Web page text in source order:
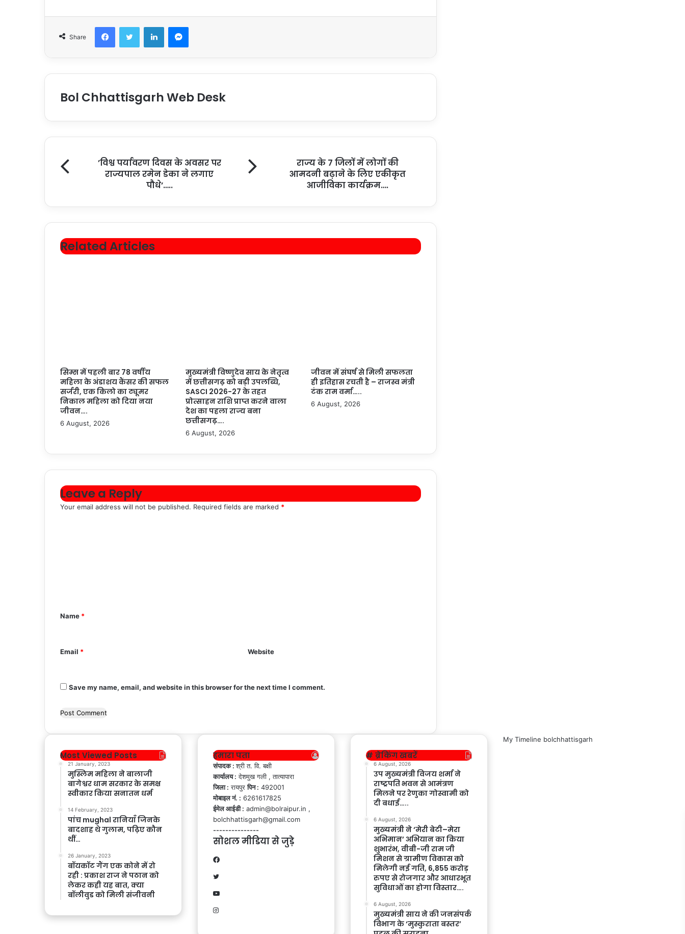
Share
Bol Chhattisgarh Web Desk
’विश्व पर्यावरण दिवस के अवसर पर
राज्यपाल रमेन डेका ने लगाए
पौधे’…..
राज्य के 7 जिलों में लोगों की
आमदनी बढ़ाने के लिए एकीकृत
आजीविका कार्यक्रम….
Related Articles
सिम्स में पहली बार 78 वर्षीय
महिला के अंडाशय कैंसर की सफल
सर्जरी, एक किलो का ट्यूमर
निकाल महिला को दिया नया
जीवन….
6 August, 2026
मुख्यमंत्री विष्णुदेव साय के नेतृत्व
में छत्तीसगढ़ को बड़ी उपलब्धि,
SASCI 2026-27 के तहत
प्रोत्साहन राशि प्राप्त करने वाला
देश का पहला राज्य बना
छत्तीसगढ़….
6 August, 2026
जीवन में संघर्ष से मिली सफलता
ही इतिहास रचती है – राजस्व मंत्री
टंक राम वर्मा…..
6 August, 2026
Leave a Reply
Your email address will not be published. Required fields are marked *
t
Name *
Email * Website
Save my name, email, and website in this browser for the next time I comment.
Most Viewed Posts
21 January, 2023
मुस्लिम महिला ने बालाजी
बागेश्वर धाम सरकार के समक्ष
स्वीकार किया सनातन धर्म
14 February, 2023
पांच mughal रानियाँ जिनके
बादशाह थे गुलाम, पढ़िए कौन
थीं…
26 January, 2023
बॉयकॉट गैंग एक कोने में रो
रही : प्रकाश राज ने पठान को
लेकर कही यह बात, क्या
बॉलीवुड को मिली संजीवनी
हमारा पता
संपादक :श्री त. वि. बक्षी
कार्यालय : देशमुख गली , तात्यापारा
जिला : रायपुरपिन : 492001
मोबाइल नं. : 6261617825
ईमेल आईडी : admin@bolraipur.in ,
bolchhattisgarh@gmail.com
---------------
सोशल मीडिया से जुड़े
# ब्रेकिंग खबरें
6 August, 2026
उप मुख्यमंत्री विजय शर्मा ने
राष्ट्रपति भवन से आमंत्रण
मिलने पर रेणुका गोस्वामी को
दी बधाई…..
6 August, 2026
मुख्यमंत्री ने ‘मेरी बेटी–मेरा
अभिमान’ अभियान का किया
शुभारंभ, वीबी-जी राम जी
मिशन से ग्रामीण विकास को
मिलेगी नई गति, 6,855 करोड़
रुपए से रोजगार और आधारभूत
सुविधाओं का होगा विस्तार….
6 August, 2026
मुख्यमंत्री साय ने की जनसंपर्क
विभाग के ‘मुस्कुराता बस्तर’
My Timeline bolchhattisgarh